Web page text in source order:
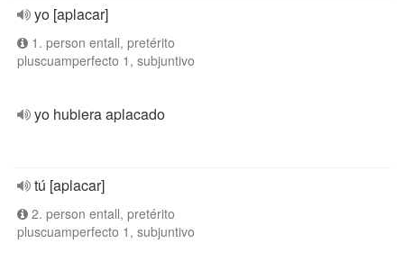
yo [aplacar]
1. person entall, pretérito
pluscuamperfecto 1, subjuntivo
yo hubiera aplacado
tú [aplacar]
2. person entall, pretérito
pluscuamperfecto 1, subjuntivo